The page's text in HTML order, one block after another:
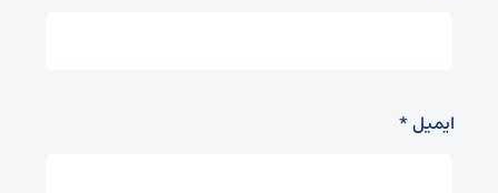
ایمیل*